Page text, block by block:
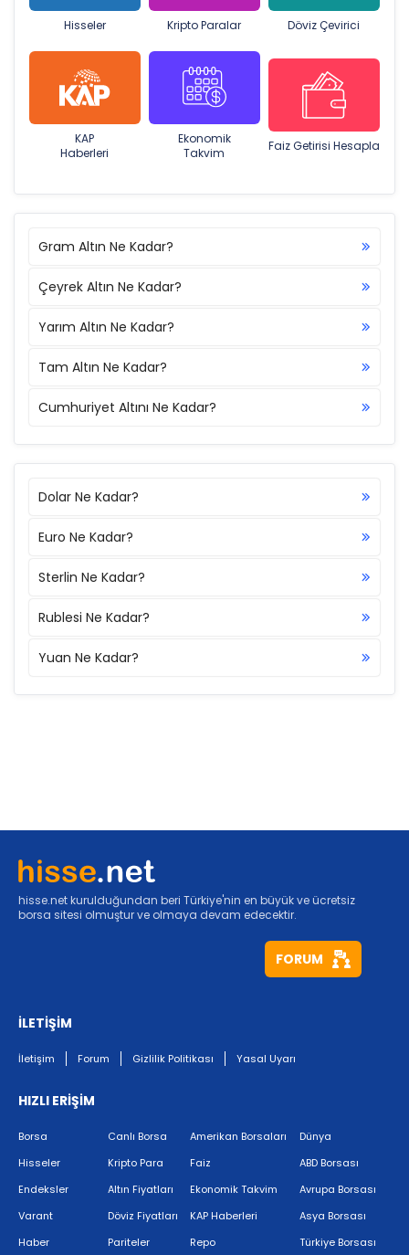
Hisseler Kripto Paralar Döviz Çevirici
KAP
Haberleri
Ekonomik
Takvim
Faiz Getirisi Hesapla
Gram Altın Ne Kadar?
Çeyrek Altın Ne Kadar?
Yarım Altın Ne Kadar?
Tam Altın Ne Kadar?
Cumhuriyet Altını Ne Kadar?
Dolar Ne Kadar?
Euro Ne Kadar?
Sterlin Ne Kadar?
Rublesi Ne Kadar?
Yuan Ne Kadar?
hisse.net kurulduğundan beri Türkiye'nin en büyük ve ücretsiz
borsa sitesi olmuştur ve olmaya devam edecektir.
FORUM
İLETİŞİM
İletişim Forum Gizlilik Politikası Yasal Uyarı
HIZLI ERİŞİM
Borsa
Hisseler
Endeksler
Varant
Haber
Canlı Borsa
Kripto Para
Altın Fiyatları
Döviz Fiyatları
Pariteler
Amerikan Borsaları
Faiz
Ekonomik Takvim
KAP Haberleri
Repo
Dünya
ABD Borsası
Avrupa Borsası
Asya Borsası
Türkiye Borsası